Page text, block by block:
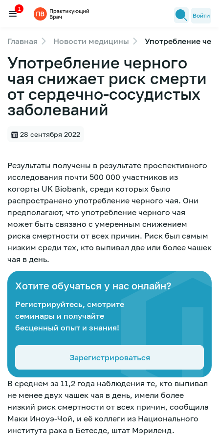
Семинары
Новости медицины 1
Лекторы
FAQ
Зарегистрироваться
1
Войти
Главная Новости медицины Употребление
Употребление черного
чая снижает риск смерти
от сердечно-сосудистых
заболеваний
28 сентября 2022
Результаты получены в результате проспективного
исследования почти 500 000 участников из
когорты UK Biobank, среди которых было
распространено употребление черного чая. Они
предполагают, что употребление черного чая
может быть связано с умеренным снижением
риска смертности от всех причин. Риск был самым
низким среди тех, кто выпивал две или более чашек
чая в день.
Хотите обучаться у нас онлайн?
Регистрируйтесь, смотрите
семинары и получайте
бесценный опыт и знания!
Зарегистрироваться
В среднем за 11,2 года наблюдения те, кто выпивал
не менее двух чашек чая в день, имели более
низкий риск смертности от всех причин, сообщила
Маки Иноуэ-Чой, и её коллеги из Национального
института рака в Бетесде, штат Мэриленд.